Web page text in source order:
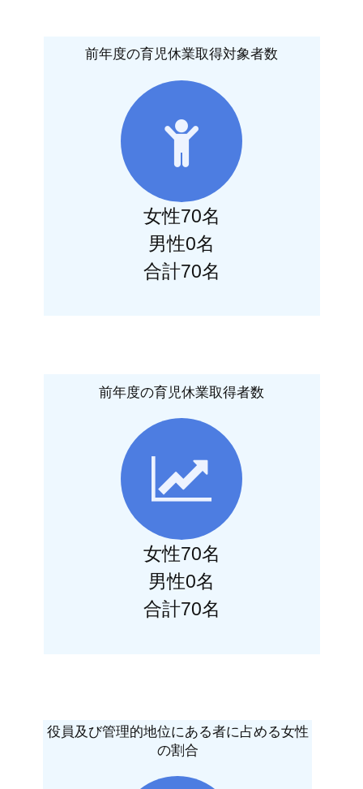
前年度の育児休業取得対象者数
女性70名
男性0名
合計70名
前年度の育児休業取得者数
女性70名
男性0名
合計70名
役員及び管理的地位にある者に占める女性
の割合